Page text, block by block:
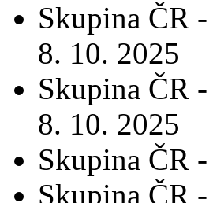
Skupina ČR -
8. 10. 2025
Skupina ČR -
8. 10. 2025
Skupina ČR -
Skupina ČR -